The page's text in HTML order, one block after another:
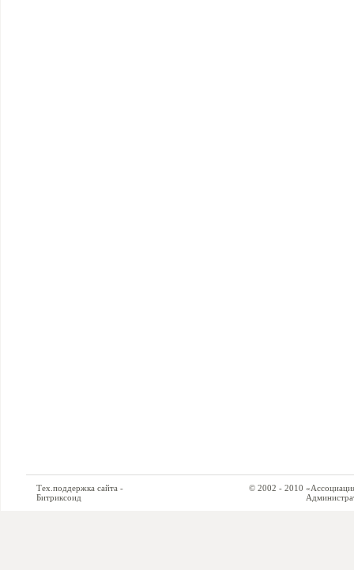
Тех.поддержка сайта -
Битриксоид
© 2002 - 2010 «Ассоциация